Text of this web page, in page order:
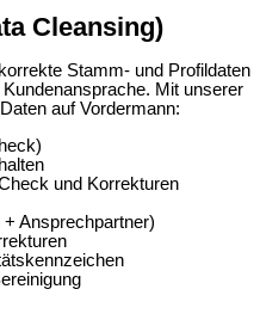
Cleansing)
Stamm- und Profildaten
Mit unserer
auf Vordermann:
und Korrekturen
Ansprechpartner)